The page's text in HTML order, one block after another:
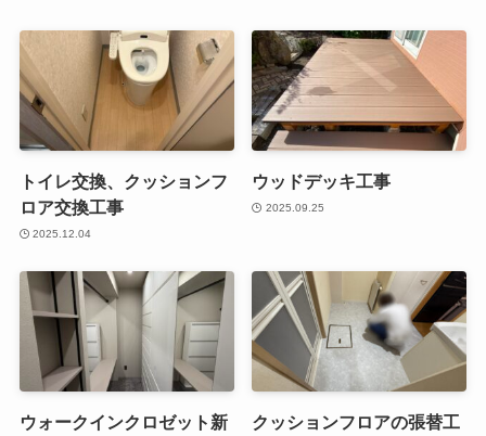
トイレ交換、クッションフ
ロア交換工事
2025.12.04
ウッドデッキ工事
2025.09.25
ウォークインクロゼット新 クッションフロアの張替工